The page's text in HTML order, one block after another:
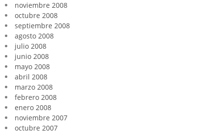
noviembre 2008
octubre 2008
septiembre 2008
agosto 2008
julio 2008
junio 2008
mayo 2008
abril 2008
marzo 2008
febrero 2008
enero 2008
noviembre 2007
octubre 2007